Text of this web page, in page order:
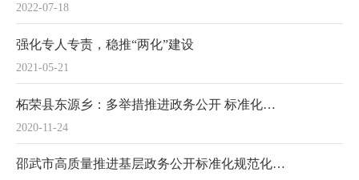
2022-07-18
2021-05-21
强化专人专责，稳推“两化”建设
2020-11-24
柘荣县东源乡：多举措推进政务公开 标准化规范化
邵武市高质量推进基层政务公开标准化规范化建设